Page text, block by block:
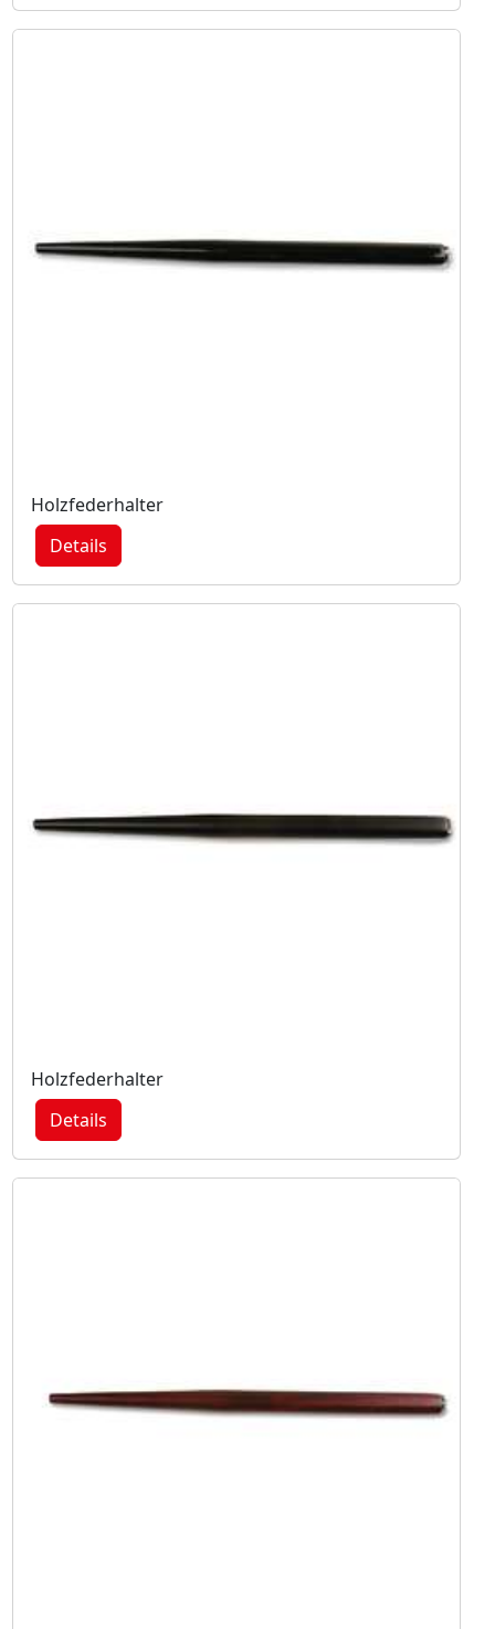
Holzfederhalter
Details
Holzfederhalter
Details